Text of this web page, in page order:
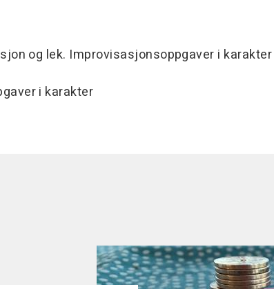
og lek. Improvisasjonsoppgaver i karakter
i karakter